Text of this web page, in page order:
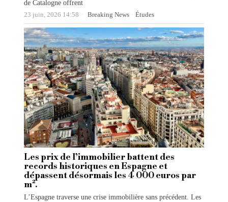
de Catalogne offrent
23 juin, 2026 14:58 Breaking News · Études
Les prix de l’immobilier battent des
records historiques en Espagne et
dépassent désormais les 4 000 euros par
m².
L’Espagne traverse une crise immobilière sans précédent. Les